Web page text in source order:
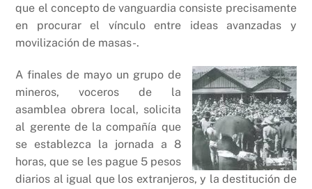
que el concepto de vanguardia consiste precisamente
en procurar el vínculo entre ideas avanzadas y
movilización de masas-.
A finales de mayo un grupo de
mineros, voceros de la
asamblea obrera local, solicita
al gerente de la compañía que
se establezca la jornada a 8
horas, que se les pague 5 pesos
diarios al igual que los extranjeros, y la destitución de